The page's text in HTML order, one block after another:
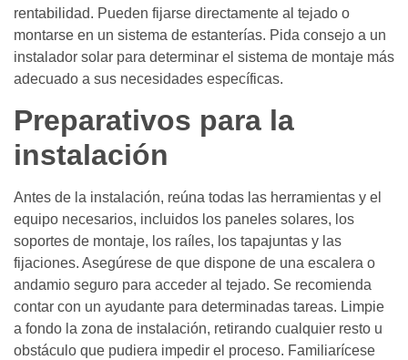
rentabilidad. Pueden fijarse directamente al tejado o
montarse en un sistema de estanterías. Pida consejo a un
instalador solar para determinar el sistema de montaje más
adecuado a sus necesidades específicas.
Preparativos para la
instalación
Antes de la instalación, reúna todas las herramientas y el
equipo necesarios, incluidos los paneles solares, los
soportes de montaje, los raíles, los tapajuntas y las
fijaciones. Asegúrese de que dispone de una escalera o
andamio seguro para acceder al tejado. Se recomienda
contar con un ayudante para determinadas tareas. Limpie
a fondo la zona de instalación, retirando cualquier resto u
obstáculo que pudiera impedir el proceso. Familiarícese